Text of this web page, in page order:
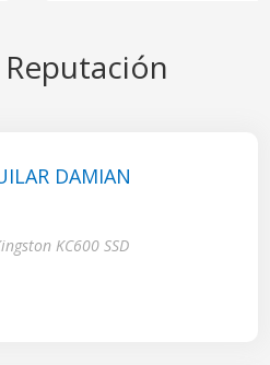
DAMIAN
KC600 SSD